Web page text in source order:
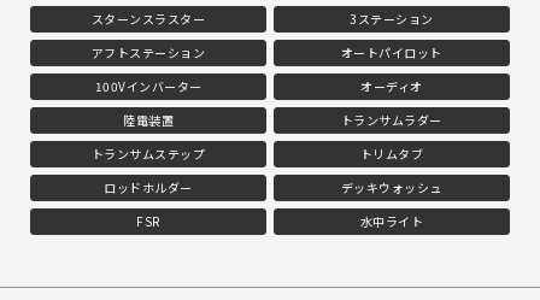
スターンスラスター
3ステーション
アフトステーション
オートパイロット
100Vインバーター
オーディオ
陸電装置
トランサムラダー
トランサムステップ
トリムタブ
ロッドホルダー
デッキウォッシュ
FSR
水中ライト